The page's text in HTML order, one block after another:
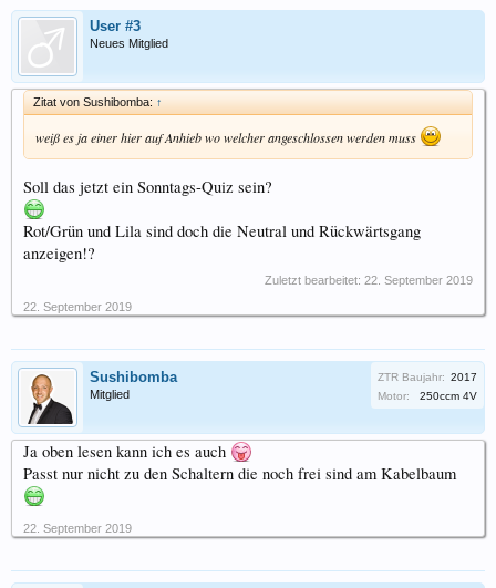
User #3
Neues Mitglied
Zitat von Sushibomba: ↑
weiß es ja einer hier auf Anhieb wo welcher angeschlossen werden muss
Soll das jetzt ein Sonntags-Quiz sein?
Rot/Grün und Lila sind doch die Neutral und Rückwärtsgang
anzeigen!?
Zuletzt bearbeitet: 22. September 2019
22. September 2019
Sushibomba
Mitglied
ZTR Baujahr: 2017
Motor:
250ccm 4V
Ja oben lesen kann ich es auch
Passt nur nicht zu den Schaltern die noch frei sind am Kabelbaum
22. September 2019